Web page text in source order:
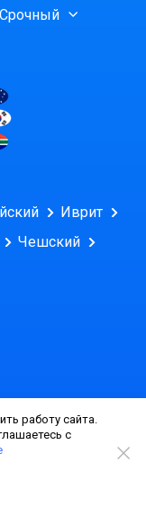
Срочный
Иврит
Чешский
дом 21
работу сайта.
с